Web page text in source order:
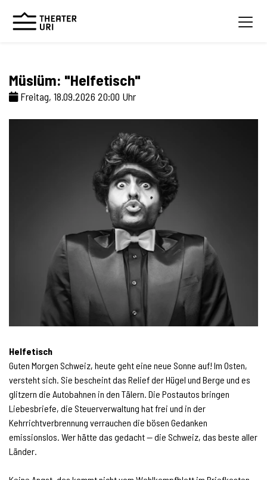
Müslüm: "Helfetisch"
Freitag, 18.09.2026 20:00 Uhr
Helfetisch
Guten Morgen Schweiz, heute geht eine neue Sonne auf! Im Osten,
versteht sich. Sie bescheint das Relief der Hügel und Berge und es
glitzern die Autobahnen in den Tälern. Die Postautos bringen
Liebesbriefe, die Steuerverwaltung hat frei und in der
Kehrrichtverbrennung verrauchen die bösen Gedanken
emissionslos. Wer hätte das gedacht — die Schweiz, das beste aller
Länder.